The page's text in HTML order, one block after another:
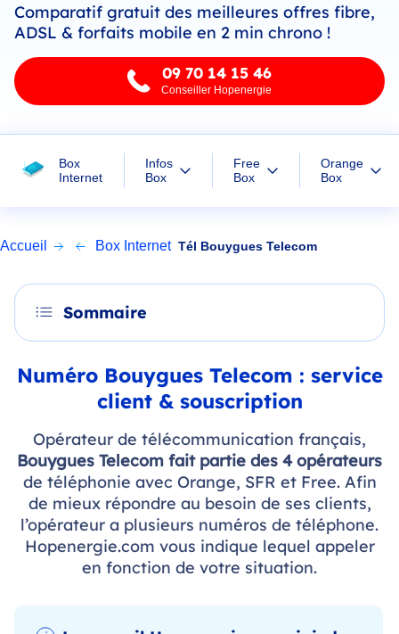
Comparatif gratuit des meilleures offres fibre,
ADSL & forfaits mobile en 2 min chrono !
09 70 14 15 46
Conseiller Hopenergie
Box
Internet
Infos
Box
Free
Box
Orange
Box
Accueil Box Internet Tél Bouygues Telecom
Sommaire
Numéro Bouygues Telecom : service
client & souscription
Opérateur de télécommunication français,
Bouygues Telecom fait partie des 4 opérateurs
de téléphonie avec Orange, SFR et Free. Afin
de mieux répondre au besoin de ses clients,
l’opérateur a plusieurs numéros de téléphone.
Hopenergie.com vous indique lequel appeler
en fonction de votre situation.